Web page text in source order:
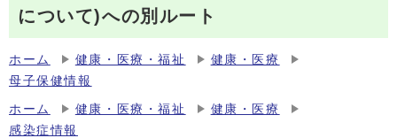
について)への別ルート
ホーム 健康・医療・福祉
健康・医療
母子保健情報
ホーム 健康・医療・福祉
健康・医療
感染症情報